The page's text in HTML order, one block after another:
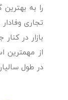
را به بهترین
تجاری
بازار در
از مهمترین
در طول